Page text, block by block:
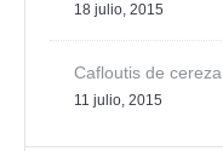
18 julio, 2015
Cafloutis de
11 julio, 2015